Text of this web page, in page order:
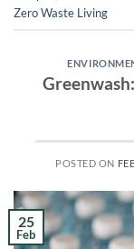
Zero Waste Living
POSTED ON
25
Feb